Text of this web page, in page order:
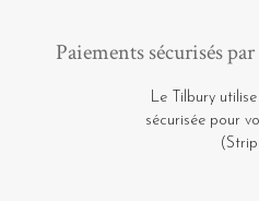
Paiements sécurisés
Le Tilbury
sécurisée pour